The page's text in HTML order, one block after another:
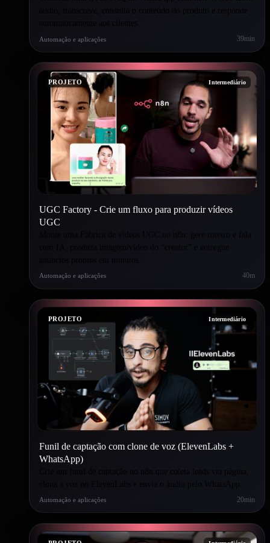
áudio, transcreve, consulta o conteúdo do produto e responde
Automação e aplicações 39min
PROJETO Intermediário
UGC Factory - Crie um fluxo para produzir vídeos
UGC
Monte uma Fábrica de vídeos UGC no n8n: gere roteiro e fala
com IA, produza imagem/vídeo do “creator” e entregue
Automação e aplicações 40m
PROJETO Intermediário
Funil de captação com clone de voz (ElevenLabs +
WhatsApp)
Crie um funil de captação no n8n que coleta leads via página,
clona a voz no ElevenLabs e envia o áudio pelo WhatsApp.
Automação e aplicações 20min